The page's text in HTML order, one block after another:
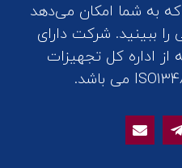
به شما امکان می‌دهد
را ببینید. شرکت دارای
از اداره کل تجهیزات